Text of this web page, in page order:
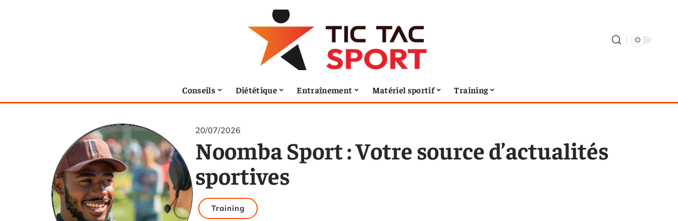
Conseils Diététique Entraînement Matériel sportif Training
20/07/2026
Noomba Sport : Votre source d’actualités
sportives
Training